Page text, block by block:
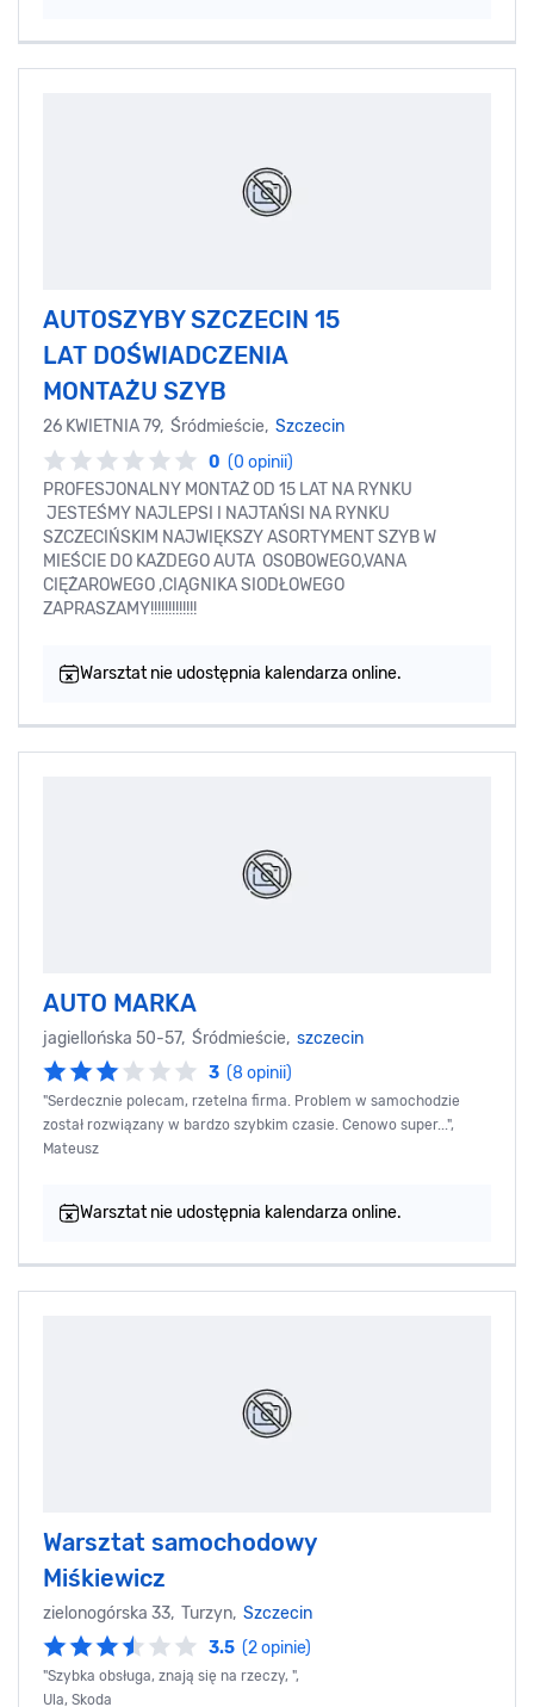
AUTOSZYBY SZCZECIN 15
LAT DOŚWIADCZENIA
MONTAŻU SZYB
26 KWIETNIA 79, Śródmieście, Szczecin
0 (0 opinii)
PROFESJONALNY MONTAŻ OD 15 LAT NA RYNKU
JESTEŚMY NAJLEPSI I NAJTAŃSI NA RYNKU
SZCZECIŃSKIM NAJWIĘKSZY ASORTYMENT SZYB W
MIEŚCIE DO KAŻDEGO AUTA OSOBOWEGO,VANA
CIĘŻAROWEGO ,CIĄGNIKA SIODŁOWEGO
ZAPRASZAMY!!!!!!!!!!!!!
Warsztat nie udostępnia kalendarza online.
AUTO MARKA
jagiellońska 50-57, Śródmieście, szczecin
3 (8 opinii)
"Serdecznie polecam, rzetelna firma. Problem w samochodzie
został rozwiązany w bardzo szybkim czasie. Cenowo super...",
Mateusz
Warsztat nie udostępnia kalendarza online.
Warsztat samochodowy
Miśkiewicz
zielonogórska 33, Turzyn, Szczecin
3.5 (2 opinie)
"Szybka obsługa, znają się na rzeczy, ",
Ula, Skoda